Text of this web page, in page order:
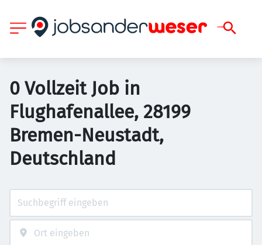
0 Vollzeit Job in
Flughafenallee, 28199
Bremen-Neustadt,
Deutschland